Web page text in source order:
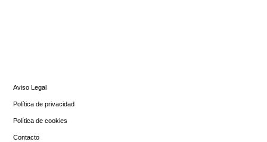
Aviso Legal
Política de privacidad
Política de cookies
Contacto